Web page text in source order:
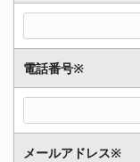
電話番号※
メールアドレス※